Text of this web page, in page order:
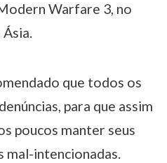
Warfare 3, no
que todos os
para que assim
poucos manter seus
mal-intencionadas.